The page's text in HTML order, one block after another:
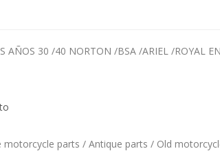
30 /40 NORTON /BSA /ARIEL /ROYAL
parts / Antique parts / Old